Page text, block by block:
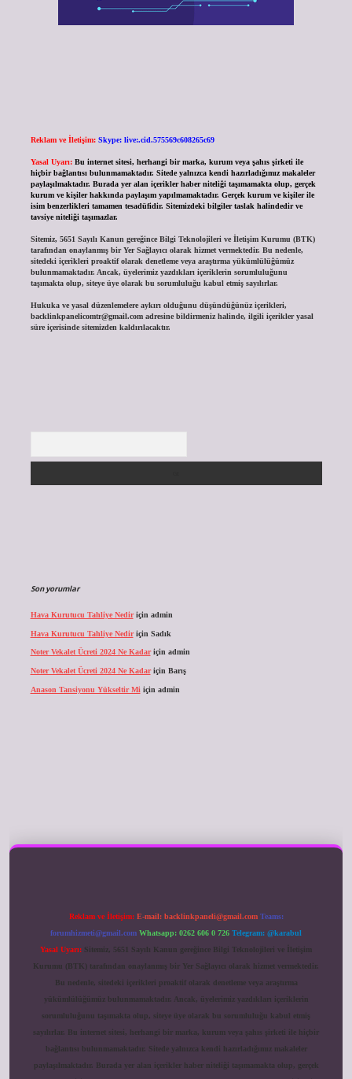
Reklam ve İletişim: Skype: live:.cid.575569c608265c69
Yasal Uyarı: Bu internet sitesi, herhangi bir marka, kurum veya şahıs şirketi ile
hiçbir bağlantısı bulunmamaktadır. Sitede yalnızca kendi hazırladığımız makaleler
paylaşılmaktadır. Burada yer alan içerikler haber niteliği taşımamakta olup, gerçek
kurum ve kişiler hakkında paylaşım yapılmamaktadır. Gerçek kurum ve kişiler ile
isim benzerlikleri tamamen tesadüfidir. Sitemizdeki bilgiler taslak halindedir ve
tavsiye niteliği taşımazlar.
Sitemiz, 5651 Sayılı Kanun gereğince Bilgi Teknolojileri ve İletişim Kurumu (BTK)
tarafından onaylanmış bir Yer Sağlayıcı olarak hizmet vermektedir. Bu nedenle,
sitedeki içerikleri proaktif olarak denetleme veya araştırma yükümlülüğümüz
bulunmamaktadır. Ancak, üyelerimiz yazdıkları içeriklerin sorumluluğunu
taşımakta olup, siteye üye olarak bu sorumluluğu kabul etmiş sayılırlar.
Hukuka ve yasal düzenlemelere aykırı olduğunu düşündüğünüz içerikleri,
backlinkpanelicomtr@gmail.comadresine bildirmeniz halinde, ilgili içerikler yasal
süre içerisinde sitemizden kaldırılacaktır.
Son yorumlar
Hava Kurutucu Tahliye Nediriçin admin
Hava Kurutucu Tahliye Nediriçin Sadık
Noter Vekalet Ücreti 2024 Ne Kadariçin admin
Noter Vekalet Ücreti 2024 Ne Kadariçin Barış
Anason Tansiyonu Yükseltir Mi için admin
Reklam ve İletişim: E-mail: backlinkpaneli@gmail.com Teams:
forumhizmeti@gmail.com Whatsapp: 0262 606 0 726 Telegram: @karabul
Yasal Uyarı: Sitemiz, 5651 Sayılı Kanun gereğince Bilgi Teknolojileri ve İletişim
Kurumu (BTK) tarafından onaylanmış bir Yer Sağlayıcı olarak hizmet vermektedir.
Bu nedenle, sitedeki içerikleri proaktif olarak denetleme veya araştırma
yükümlülüğümüz bulunmamaktadır. Ancak, üyelerimiz yazdıkları içeriklerin
sorumluluğunu taşımakta olup, siteye üye olarak bu sorumluluğu kabul etmiş
sayılırlar. Bu internet sitesi, herhangi bir marka, kurum veya şahıs şirketi ile hiçbir
bağlantısı bulunmamaktadır. Sitede yalnızca kendi hazırladığımız makaleler
paylaşılmaktadır. Burada yer alan içerikler haber niteliği taşımamakta olup, gerçek